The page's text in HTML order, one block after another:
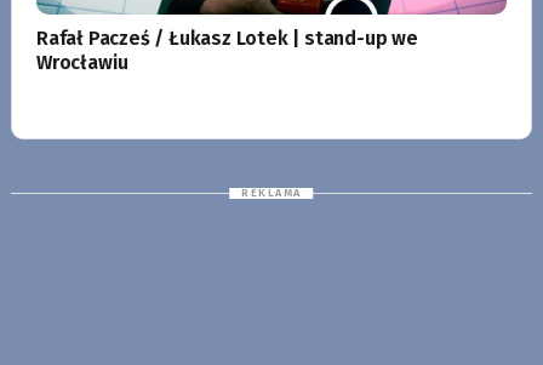
Rafał Pacześ / Łukasz Lotek | stand-up we
Wrocławiu